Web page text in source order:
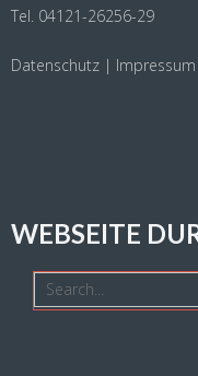
Tel. 04121-26256-29
Datenschutz | Impressum
WEBSEITE